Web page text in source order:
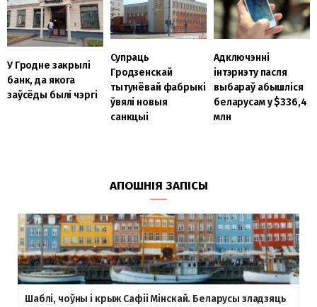
У Гродне закрылі
банк, да якога
заўсёды былі чэргі
Супраць
Гродзенскай
тытунёвай фабрыкі
ўвялі новыя
санкцыі
Адключэнні
інтэрнэту пасля
выбараў абышліся
беларусам у $336,4
млн
АПОШНІЯ ЗАПІСЫ
Шаблі, чоўны і крыж Сафіі Мінскай. Беларусы зладзяць